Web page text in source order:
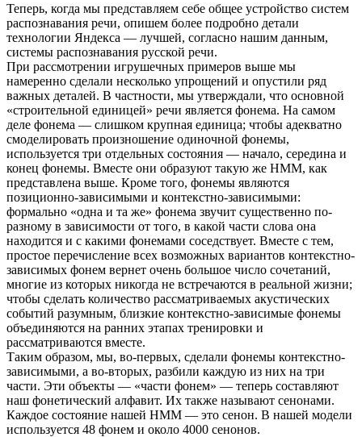
Теперь, когда мы представляем себе общее устройство систем
распознавания речи, опишем более подробно детали
технологии Яндекса — лучшей, согласно нашим данным,
системы распознавания русской речи.
При рассмотрении игрушечных примеров выше мы
намеренно сделали несколько упрощений и опустили ряд
важных деталей. В частности, мы утверждали, что основной
«строительной единицей» речи является фонема. На самом
деле фонема — слишком крупная единица; чтобы адекватно
смоделировать произношение одиночной фонемы,
используется три отдельных состояния — начало, середина и
конец фонемы. Вместе они образуют такую же HMM, как
представлена выше. Кроме того, фонемы являются
позиционно-зависимыми и контекстно-зависимыми:
формально «одна и та же» фонема звучит существенно по-
разному в зависимости от того, в какой части слова она
находится и с какими фонемами соседствует. Вместе с тем,
простое перечисление всех возможных вариантов контекстно-
зависимых фонем вернет очень большое число сочетаний,
многие из которых никогда не встречаются в реальной жизни;
чтобы сделать количество рассматриваемых акустических
событий разумным, близкие контекстно-зависимые фонемы
объединяются на ранних этапах тренировки и
рассматриваются вместе.
Таким образом, мы, во-первых, сделали фонемы контекстно-
зависимыми, а во-вторых, разбили каждую из них на три
части. Эти объекты — «части фонем» — теперь составляют
наш фонетический алфавит. Их также называют сенонами.
Каждое состояние нашей HMM — это сенон. В нашей модели
используется 48 фонем и около 4000 сенонов.